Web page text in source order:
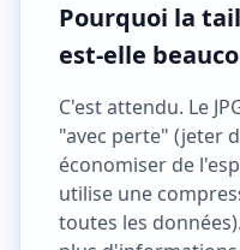
Pourquoi la
est-elle
C'est attendu. Le
"avec perte" (jeter
économiser de
utilise une
toutes les